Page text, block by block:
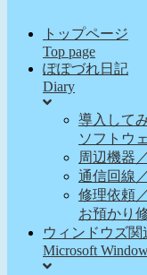
トップページ
Top page
ぽぽづれ日記
Diary
導入して
ソフトウ
周辺機器
通信回線
修理依頼
お預かり
ウィンドウズ関
Microsoft